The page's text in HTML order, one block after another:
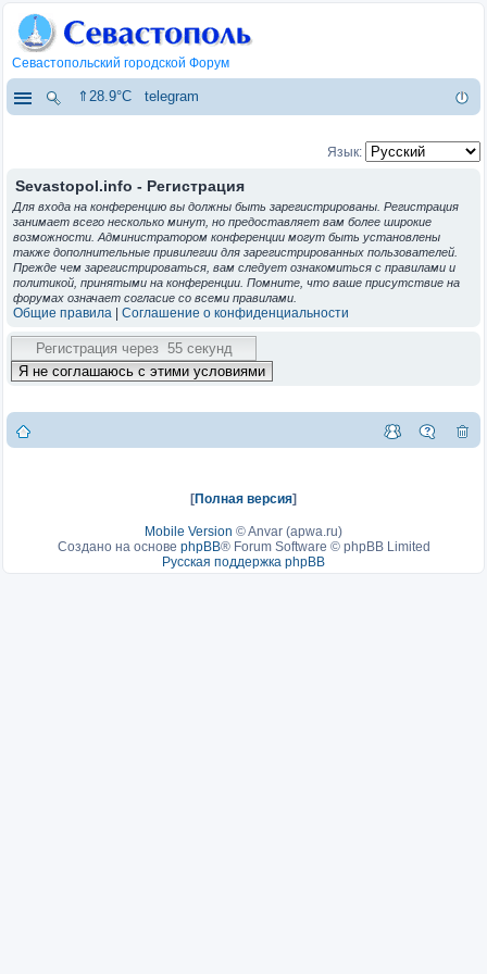
Севастопольский городской Форум
⇑28.9°C telegram
Язык:
Sevastopol.info - Регистрация
Для входа на конференцию вы должны быть зарегистрированы. Регистрация
занимает всего несколько минут, но предоставляет вам более широкие
возможности. Администратором конференции могут быть установлены
также дополнительные привилегии для зарегистрированных пользователей.
Прежде чем зарегистрироваться, вам следует ознакомиться с правилами и
политикой, принятыми на конференции. Помните, что ваше присутствие на
форумах означает согласие со всеми правилами.
Общие правила Соглашение о конфиденциальности
[Полная версия]
Mobile Version ©Anvar (apwa.ru)
Создано на основе phpBB® Forum Software © phpBB Limited
Русская поддержка phpBB